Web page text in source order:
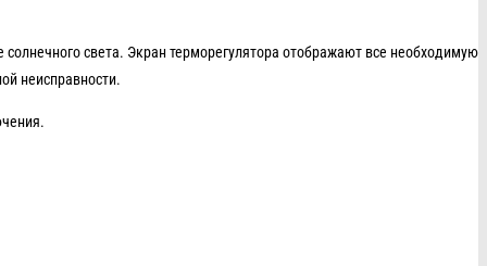
света. Экран терморегулятора отображают все необходимую
неисправности.